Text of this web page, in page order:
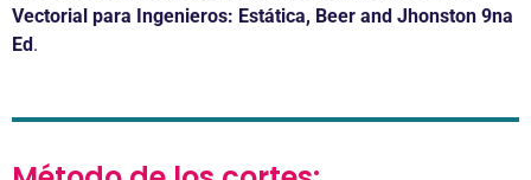
Vectorial para Ingenieros: Estática, Beer and Jhonston 9na
Ed.